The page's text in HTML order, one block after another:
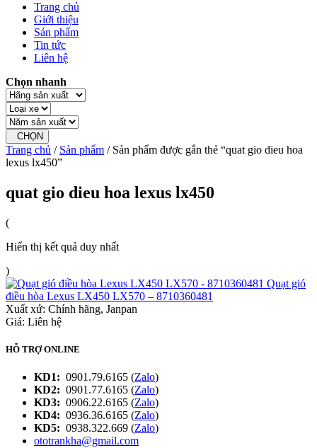
Trang chủ
Giới thiệu
Sản phẩm
Tin tức
Liên hệ
Chọn nhanh
CHỌN
Trang chủ / Sản phẩm / Sản phẩm được gắn thẻ “quat gio dieu hoa
lexus lx450”
quat gio dieu hoa lexus lx450
(
Hiển thị kết quả duy nhất
)
Quạt gió
điều hòa Lexus LX450 LX570 – 8710360481
Xuất xứ: Chính hãng, Janpan
Giá: Liên hệ
HỖ TRỢ ONLINE
KD1: 0901.79.6165 (Zalo)
KD2: 0901.77.6165 (Zalo)
KD3: 0906.22.6165 (Zalo)
KD4: 0936.36.6165 (Zalo)
KD5: 0938.322.669 (Zalo)
ototrankha@gmail.com